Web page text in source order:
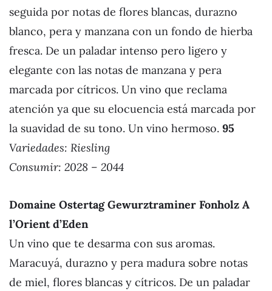
seguida por notas de flores blancas, durazno
blanco, pera y manzana con un fondo de hierba
fresca. De un paladar intenso pero ligero y
elegante con las notas de manzana y pera
marcada por cítricos. Un vino que reclama
atención ya que su elocuencia está marcada por
la suavidad de su tono. Un vino hermoso. 95
Variedades: Riesling
Consumir: 2028 – 2044
Domaine Ostertag Gewurztraminer Fonholz A
l’Orient d’Eden
Un vino que te desarma con sus aromas.
Maracuyá, durazno y pera madura sobre notas
de miel, flores blancas y cítricos. De un paladar